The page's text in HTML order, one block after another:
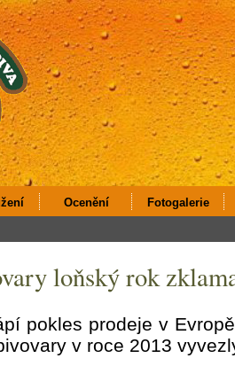
Ocenění Fotogalerie
loňský rok
pokles prodeje v
v roce 2013